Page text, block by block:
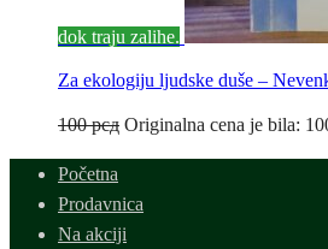
dok traju zalihe.
Za ekologiju ljudske duše –
100рсд Originalna cena je bila:
Početna
Prodavnica
Na akciji